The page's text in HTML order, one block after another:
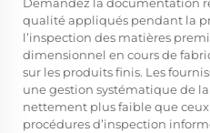
qualité appliqués pendant la
l’inspection des matières
dimensionnel en cours de
sur les produits finis. Les
une gestion systématique de
nettement plus faible que
procédures d’inspection